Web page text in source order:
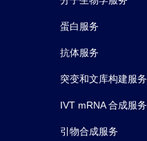
蛋白服务
抗体服务
突变和文库构建服务
IVT mRNA 合成服务
引物合成服务